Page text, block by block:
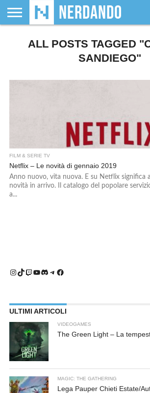
SIAMO
GIOCHI
GIOCHI
VIDEOGAMES
FILM
FUMETTI
& LIBRI
MAGIC:
THE
DUNGEONS
WRESTLING
NERDANDO
AWARDS
BOLLINI
ALL POSTS TAGGED
SANDIEGO"
FILM & SERIE TV
Netflix – Le novità di gennaio 2019
Anno nuovo, vita nuova. E su Netflix significa
novità in arrivo. Il catalogo del popolare
a...
Instagram
TikTok
Twitch
YouTube
Discord
Telegram
Facebook
ULTIMI ARTICOLI
VIDEOGAMES
The Green Light – La
MAGIC: THE GATHERING
Lega Pauper Chieti Estate/